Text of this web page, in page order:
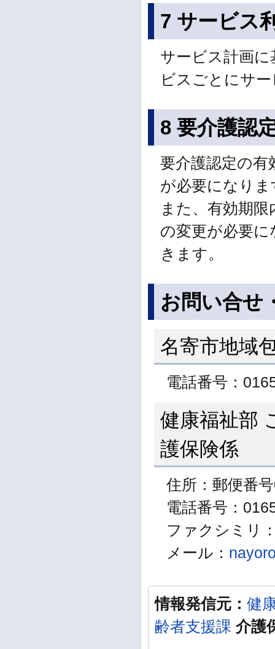
7 サービス
サービス計画
ビスごとにサ
8 要介護認
要介護認定の有
が必要になりま
また、有効期
の変更が必要
きます。
お問い合せ
名寄市地域
電話番号：
健康福祉部
護保険係
住所：郵便番
電話番号：
ファクシミリ
メール：
情報発信元： 健
齢者支援課 介護